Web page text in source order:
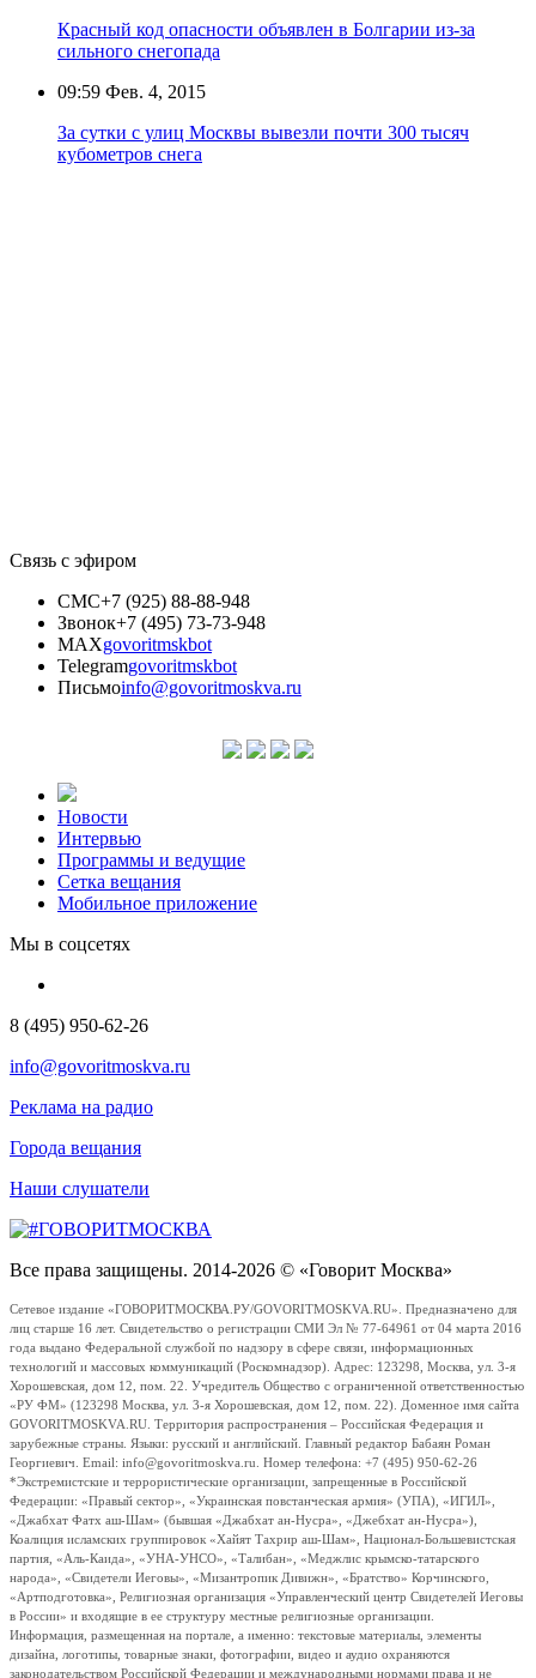
Красный код опасности объявлен в Болгарии из-за
сильного снегопада
09:59 Фев. 4, 2015
За сутки с улиц Москвы вывезли почти 300 тысяч
кубометров снега
Связь с эфиром
СМС+7 (925) 88-88-948
Звонок+7 (495) 73-73-948
MAXgovoritmskbot
Telegramgovoritmskbot
Письмоinfo@govoritmoskva.ru
Новости
Интервью
Программы и ведущие
Сетка вещания
Мобильное приложение
Мы в соцсетях
8 (495) 950-62-26
info@govoritmoskva.ru
Реклама на радио
Города вещания
Наши слушатели
Все права защищены. 2014-2026 © «Говорит Москва»
Сетевое издание «ГОВОРИТМОСКВА.РУ/GOVORITMOSKVA.RU». Предназначено для
лиц старше 16 лет. Свидетельство о регистрации СМИ Эл № 77-64961 от 04 марта 2016
года выдано Федеральной службой по надзору в сфере связи, информационных
технологий и массовых коммуникаций (Роскомнадзор). Адрес: 123298, Москва, ул. 3-я
Хорошевская, дом 12, пом. 22. Учредитель Общество с ограниченной ответственностью
«РУ ФМ» (123298 Москва, ул. 3-я Хорошевская, дом 12, пом. 22). Доменное имя сайта
GOVORITMOSKVA.RU. Территория распространения – Российская Федерация и
зарубежные страны. Языки: русский и английский. Главный редактор Бабаян Роман
Георгиевич. Email: info@govoritmoskva.ru. Номер телефона: +7 (495) 950-62-26
*Экстремистские и террористические организации, запрещенные в Российской
Федерации: «Правый сектор», «Украинская повстанческая армия» (УПА), «ИГИЛ»,
«Джабхат Фатх аш-Шам» (бывшая «Джабхат ан-Нусра», «Джебхат ан-Нусра»),
Коалиция исламских группировок «Хайят Тахрир аш-Шам», Национал-Большевистская
партия, «Аль-Каида», «УНА-УНСО», «Талибан», «Меджлис крымско-татарского
народа», «Свидетели Иеговы», «Мизантропик Дивижн», «Братство» Корчинского,
«Артподготовка», Религиозная организация «Управленческий центр Свидетелей Иеговы
в России» и входящие в ее структуру местные религиозные организации.
Информация, размещенная на портале, а именно: текстовые материалы, элементы
дизайна, логотипы, товарные знаки, фотографии, видео и аудио охраняются
законодательством Российской Федерации и международными нормами права и не